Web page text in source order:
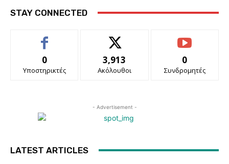
STAY CONNECTED
0
Υποστηρικτές
3,913
Ακόλουθοι
0
Συνδρομητές
- Advertisement -
LATEST ARTICLES